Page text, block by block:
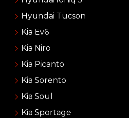
Hyundai Tucson
Kia Ev6
Kia Niro
Kia Picanto
Kia Sorento
Kia Soul
Kia Sportage